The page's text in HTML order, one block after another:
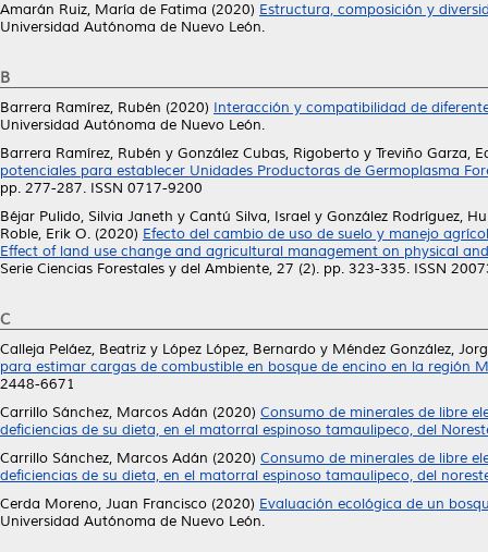
Amarán Ruiz, María de Fatima (2020) Estructura, composición y
Universidad Autónoma de Nuevo León.
B
Barrera Ramírez, Rubén (2020) Interacción y compatibilidad de
Universidad Autónoma de Nuevo León.
Barrera Ramírez, Rubén y González Cubas, Rigoberto y Treviño Garza,
potenciales para establecer Unidades Productoras de Germoplasma
pp. 277-287. ISSN 0717-9200
Béjar Pulido, Silvia Janeth y Cantú Silva, Israel y González Rodríguez,
Roble, Erik O. (2020) Efecto del cambio de uso de suelo y manejo
Effect of land use change and agricultural management on physical
Serie Ciencias Forestales y del Ambiente, 27 (2). pp. 323-335. ISSN
C
Calleja Peláez, Beatriz y López López, Bernardo y Méndez González,
para estimar cargas de combustible en bosque de encino en la región
2448-6671
Carrillo Sánchez, Marcos Adán (2020) Consumo de minerales de libre
deficiencias de su dieta, en el matorral espinoso tamaulipeco, del
Carrillo Sánchez, Marcos Adán (2020) Consumo de minerales de libre
deficiencias de su dieta, en el matorral espinoso tamaulipeco, del
Cerda Moreno, Juan Francisco (2020) Evaluación ecológica de un
Universidad Autónoma de Nuevo León.